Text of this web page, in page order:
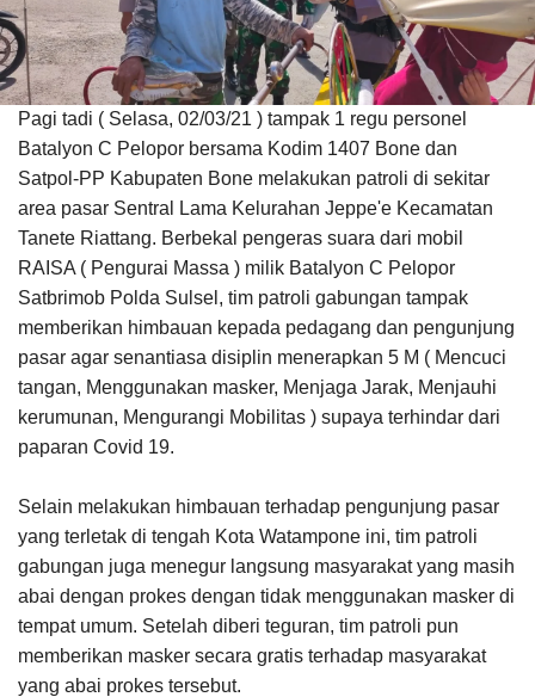
Pagi tadi ( Selasa, 02/03/21 ) tampak 1 regu personel
Batalyon C Pelopor bersama Kodim 1407 Bone dan
Satpol-PP Kabupaten Bone melakukan patroli di sekitar
area pasar Sentral Lama Kelurahan Jeppe'e Kecamatan
Tanete Riattang. Berbekal pengeras suara dari mobil
RAISA ( Pengurai Massa ) milik Batalyon C Pelopor
Satbrimob Polda Sulsel, tim patroli gabungan tampak
memberikan himbauan kepada pedagang dan pengunjung
pasar agar senantiasa disiplin menerapkan 5 M ( Mencuci
tangan, Menggunakan masker, Menjaga Jarak, Menjauhi
kerumunan, Mengurangi Mobilitas ) supaya terhindar dari
paparan Covid 19.
Selain melakukan himbauan terhadap pengunjung pasar
yang terletak di tengah Kota Watampone ini, tim patroli
gabungan juga menegur langsung masyarakat yang masih
abai dengan prokes dengan tidak menggunakan masker di
tempat umum. Setelah diberi teguran, tim patroli pun
memberikan masker secara gratis terhadap masyarakat
yang abai prokes tersebut.